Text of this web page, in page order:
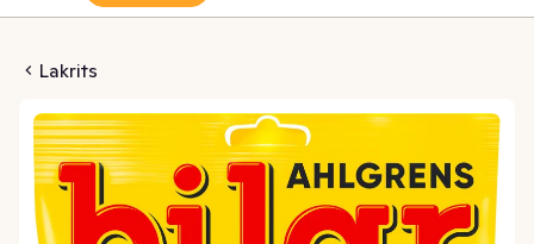
Lakrits
Saltlakrits